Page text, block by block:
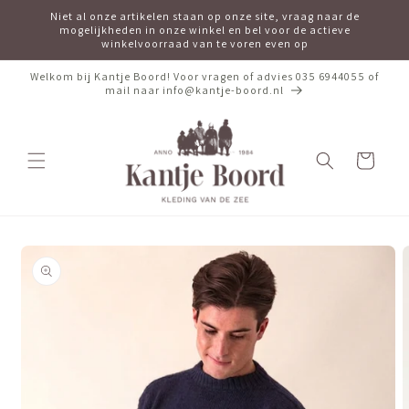
naar de
content
Niet al onze artikelen staan op onze site, vraag naar de
mogelijkheden in onze winkel en bel voor de actieve
winkelvoorraad van te voren even op
Welkom bij Kantje Boord! Voor vragen of advies 035 6944055 of
mail naar info@kantje-boord.nl
Winkelwagen
direct naar